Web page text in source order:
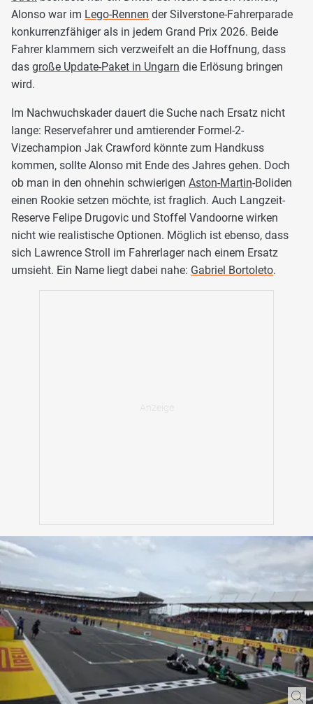
Alonso war im Lego-Rennen der Silverstone-Fahrerparade
konkurrenzfähiger als in jedem Grand Prix 2026. Beide
Fahrer klammern sich verzweifelt an die Hoffnung, dass
das große Update-Paket in Ungarn die Erlösung bringen
wird.
Im Nachwuchskader dauert die Suche nach Ersatz nicht
lange: Reservefahrer und amtierender Formel-2-
Vizechampion Jak Crawford könnte zum Handkuss
kommen, sollte Alonso mit Ende des Jahres gehen. Doch
ob man in den ohnehin schwierigen Aston-Martin-Boliden
einen Rookie setzen möchte, ist fraglich. Auch Langzeit-
Reserve Felipe Drugovic und Stoffel Vandoorne wirken
nicht wie realistische Optionen. Möglich ist ebenso, dass
sich Lawrence Stroll im Fahrerlager nach einem Ersatz
umsieht. Ein Name liegt dabei nahe: Gabriel Bortoleto.